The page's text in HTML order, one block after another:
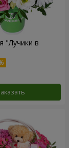
"Лучики в